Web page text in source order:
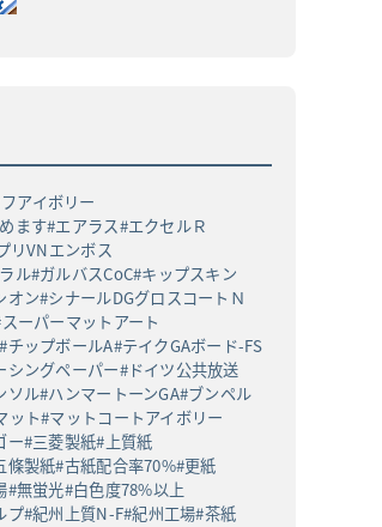
アイボリー
ます エアラス エクセルＲ
リVNエンボス
ル ガルバスCoC キップスキン
オン シナールDGグロスコートＮ
スーパーマットアート
チップボールA テイクGAボード-FS
シングペーパー ドイツ公共放送
ソル ハンマートーンGA ブンペル
ット マットコートアイボリー
ー 三菱製紙
上質紙
條製紙 古紙配合率70% 更紙
無蛍光 白色度78%以上
プ 紀州上質N-F 紀州工場 茶紙